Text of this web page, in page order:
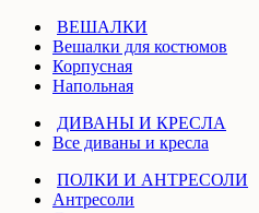
ВЕШАЛКИ
Вешалки для костюмов
Корпусная
Напольная
ДИВАНЫ И КРЕСЛА
Все диваны и кресла
ПОЛКИ И АНТРЕСОЛИ
Антресоли